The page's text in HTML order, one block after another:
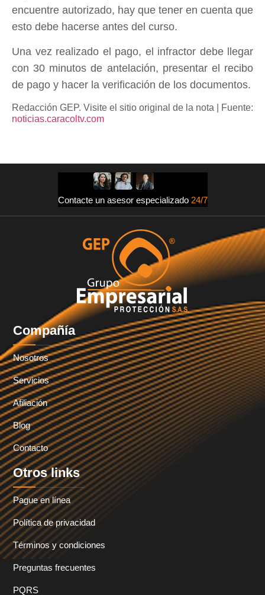
encuentre autorizado, hay que tener en cuenta que
esto debe hacerse antes del curso.
Una vez realizado el pago, el infractor debe llegar
con 30 minutos de antelación, presentar el recibo
de pago y hacer la verificación de los documentos.
Redacción GEP. Visite el sitio original de la nota | Fuente:
noticias.caracoltv.com
Contacte un asesor especializado 24/7
Compañía
Nosotros
Servicios
Afiliación
Blog
Contacto
Otros links
Pague en línea
Política de privacidad
Términos y condiciones
Preguntas frecuentes
PQRS